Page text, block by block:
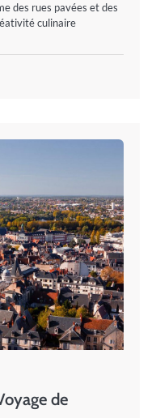
des rues pavées et des
culinaire
de